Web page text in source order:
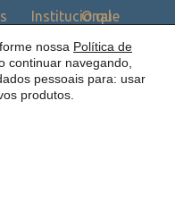
Institucional
somos
Como
atuamos
Estrutura
Blog
O que
Serviços
Catálogo
nossa Política de
continuar navegando,
pessoais para: usar
produtos.